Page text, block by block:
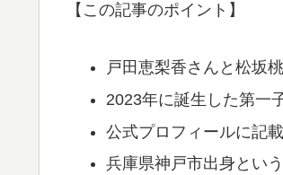
【この記事のポイント】
戸田恵梨香さんと松坂
2023年に誕生した第一
公式プロフィールに記
兵庫県神戸市出身とい